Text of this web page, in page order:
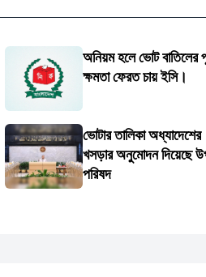
অনিয়ম হলে ভোট বাতিলের
ক্ষমতা ফেরত চায় ইসি।
ভোটার তালিকা অধ্যাদেশের
খসড়ার অনুমোদন দিয়েছে
পরিষদ